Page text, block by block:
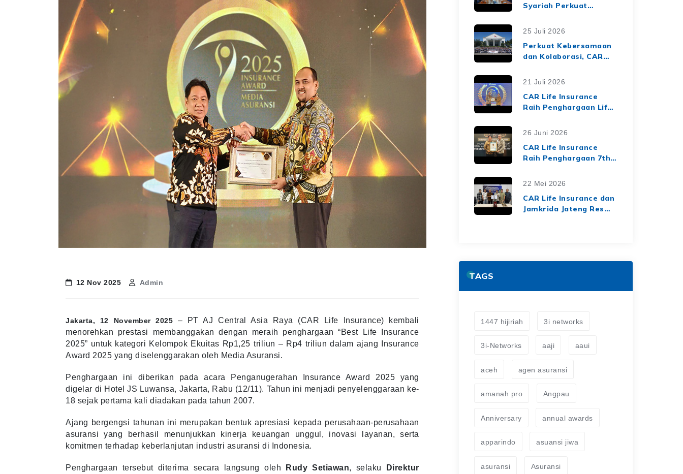
12 Nov 2025 Admin
Jakarta, 12 November 2025
– PT AJ Central Asia Raya (CAR Life Insurance) kembali
menorehkan prestasi membanggakan dengan meraih penghargaan “Best Life Insurance
2025” untuk kategori Kelompok Ekuitas Rp1,25 triliun – Rp4 triliun dalam ajang Insurance
Award 2025 yang diselenggarakan oleh Media Asuransi.
Penghargaan ini diberikan pada acara Penganugerahan Insurance Award 2025 yang
digelar di Hotel JS Luwansa, Jakarta, Rabu (12/11). Tahun ini menjadi penyelenggaraan ke-
18 sejak pertama kali diadakan pada tahun 2007.
Ajang bergengsi tahunan ini merupakan bentuk apresiasi kepada perusahaan-perusahaan
asuransi yang berhasil menunjukkan kinerja keuangan unggul, inovasi layanan, serta
komitmen terhadap keberlanjutan industri asuransi di Indonesia.
Penghargaan tersebut diterima secara langsung oleh Rudy Setiawan, selaku
Direktur
Syariah Perkuat
Syariah melalui Kerja
Syariah dengan Tiga
BPRS di Lampung
25 Juli 2026
Perkuat Kebersamaan
dan Kolaborasi, CAR
Employee Gathering
"Harmoni Nusantara,
Sinergi Berkelanjutan"
21 Juli 2026
CAR Life Insurance
Raih Penghargaan Life
Market Leaders 2026
26 Juni 2026
CAR Life Insurance
Raih Penghargaan 7th
Companies Awards
Keuangan yang Solid
dan Berkelanjutan
22 Mei 2026
CAR Life Insurance dan
Jamkrida Jateng Resmi
TAGS
1447 hijiriah 3i networks
3i-Networks aaji aaui
aceh agen asuransi
amanah pro Angpau
Anniversary annual awards
apparindo asuansi jiwa
asuransi Asuransi